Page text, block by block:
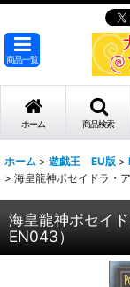
商品一覧
ホーム 商品検索
ホーム > 遊戯王 EU版 >
> 海皇龍神ポセイドラ・
海皇龍神ポセイ
EN043）